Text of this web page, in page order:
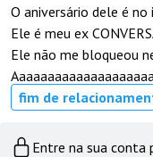
O aniversário dele é no
Ele é meu ex
Ele não me bloqueou
fim de
Entre na sua conta